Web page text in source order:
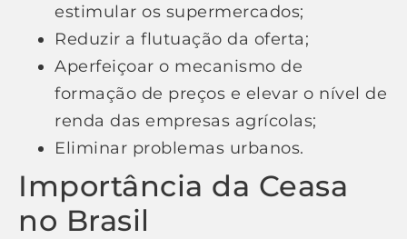
estimular os supermercados;
Reduzir a flutuação da oferta;
Aperfeiçoar o mecanismo de
formação de preços e elevar o nível de
renda das empresas agrícolas;
Eliminar problemas urbanos.
Importância da Ceasa
no Brasil